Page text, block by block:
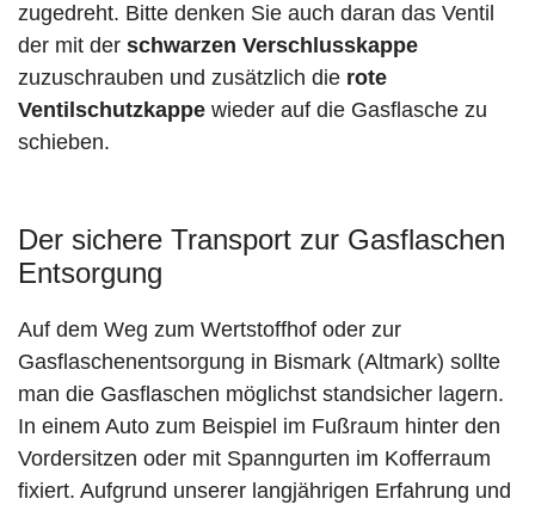
zugedreht. Bitte denken Sie auch daran das Ventil
der mit der schwarzen Verschlusskappe
zuzuschrauben und zusätzlich die rote
Ventilschutzkappe wieder auf die Gasflasche zu
schieben.
Der sichere Transport zur Gasflaschen
Entsorgung
Auf dem Weg zum Wertstoffhof oder zur
Gasflaschenentsorgung in Bismark (Altmark) sollte
man die Gasflaschen möglichst standsicher lagern.
In einem Auto zum Beispiel im Fußraum hinter den
Vordersitzen oder mit Spanngurten im Kofferraum
fixiert. Aufgrund unserer langjährigen Erfahrung und